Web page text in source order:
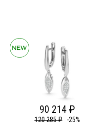
90 214 ₽
120 285 ₽ -25%